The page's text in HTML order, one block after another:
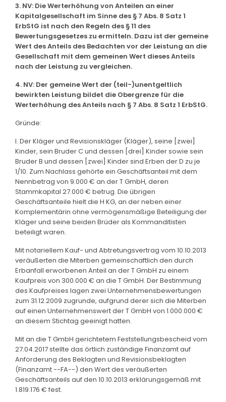
3. NV: Die Werterhöhung von Anteilen an einer
Kapitalgesellschaft im Sinne des § 7 Abs. 8 Satz 1
ErbStG ist nach den Regeln des § 11 des
Bewertungsgesetzes zu ermitteln. Dazu ist der gemeine
Wert des Anteils des Bedachten vor der Leistung an die
Gesellschaft mit dem gemeinen Wert dieses Anteils
nach der Leistung zu vergleichen.
4. NV: Der gemeine Wert der (teil-)unentgeltlich
bewirkten Leistung bildet die Obergrenze für die
Werterhöhung des Anteils nach § 7 Abs. 8 Satz 1 ErbStG.
Gründe:
I. Der Kläger und Revisionskläger (Kläger), seine [zwei]
Kinder, sein Bruder C und dessen [drei] Kinder sowie sein
Bruder B und dessen [zwei] Kinder sind Erben der D zu je
1/10. Zum Nachlass gehörte ein Geschäftsanteil mit dem
Nennbetrag von 9.000 € an der T GmbH, deren
Stammkapital 27.000 € betrug. Die übrigen
Geschäftsanteile hielt die H KG, an der neben einer
Komplementärin ohne vermögensmäßige Beteiligung der
Kläger und seine beiden Brüder als Kommanditisten
beteiligt waren.
Mit notariellem Kauf- und Abtretungsvertrag vom 10.10.2013
veräußerten die Miterben gemeinschaftlich den durch
Erbanfall erworbenen Anteil an der T GmbH zu einem
Kaufpreis von 300.000 € an die T GmbH. Der Bestimmung
des Kaufpreises lagen zwei Unternehmensbewertungen
zum 31.12.2009 zugrunde, aufgrund derer sich die Miterben
auf einen Unternehmenswert der T GmbH von 1.000.000 €
an diesem Stichtag geeinigt hatten.
Mit an die T GmbH gerichtetem Feststellungsbescheid vom
27.04.2017 stellte das örtlich zuständige Finanzamt auf
Anforderung des Beklagten und Revisionsbeklagten
(Finanzamt --FA--) den Wert des veräußerten
Geschäftsanteils auf den 10.10.2013 erklärungsgemäß mit
1.819.176 € fest.